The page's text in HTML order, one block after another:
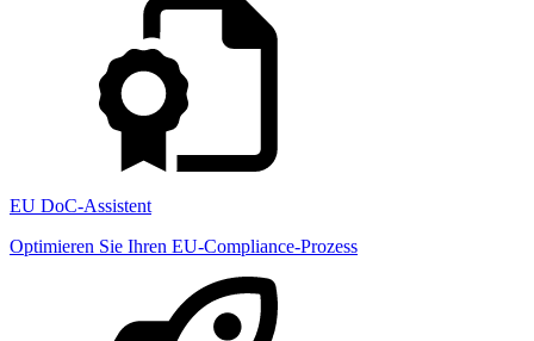
EU DoC-Assistent
Optimieren Sie Ihren EU-Compliance-Prozess